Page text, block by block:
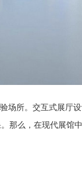
场所。交互式展厅
那么，在现代展馆